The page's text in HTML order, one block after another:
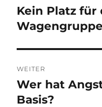
Vorheriger
Beitrag:
Kein Platz für
Wagengruppe
WEITER
Nächster
Beitrag:
Wer hat
Basis?